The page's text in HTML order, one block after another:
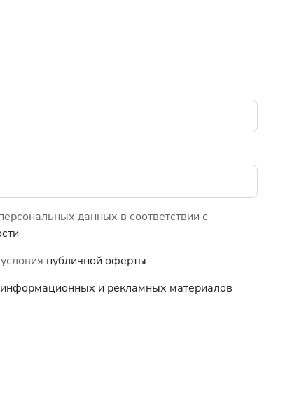
данных в соответствии с
публичной оферты
информационных и рекламных материалов